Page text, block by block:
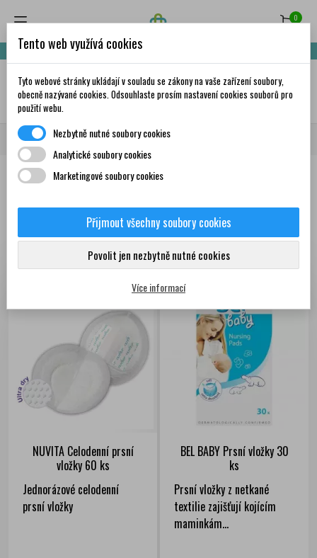
0
Nakupte za 999,- Kč a získáte dopravu zdarma!
✦AI
Domů Matka a dítě Potřeby pro maminky
Produkty
Seřadit podle: První nové produkty
Zobrazení 1-11 z 11
položek
NUVITA Celodenní prsní
vložky 60 ks
Jednorázové celodenní
prsní vložky
BEL BABY Prsní vložky 30
ks
Prsní vložky z netkané
textilie zajišťují kojícím
maminkám...
Tento web využívá cookies
Tyto webové stránky ukládají v souladu se zákony na vaše zařízení soubory,
obecně nazývané cookies. Odsouhlaste prosím nastavení cookies souborů pro
použití webu.
Nezbytně nutné soubory cookies
Analytické soubory cookies
Marketingové soubory cookies
Přijmout všechny soubory cookies
Povolit jen nezbytně nutné cookies
Více informací